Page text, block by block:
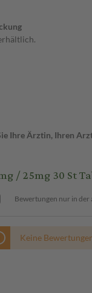
Ihre Ärztin, Ihren
/ 25mg 30 St
Bewertungen nur in der
Keine